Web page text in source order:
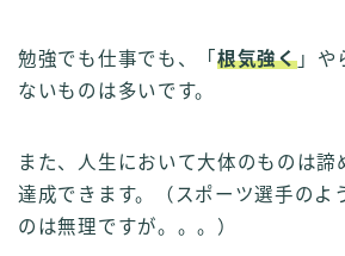
勉強でも仕事でも、「 根気強く」や
ないものは多いです。
また、人生において大体のものは諦
達成できます。（スポーツ選手のよ
のは無理ですが。。。）